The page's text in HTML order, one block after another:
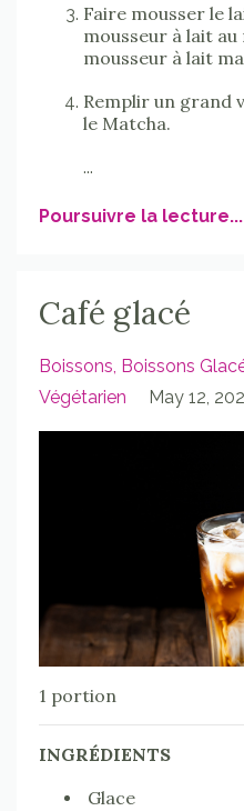
Faire mousser le
mousseur à lait
mousseur à lait
Remplir un grand
le Matcha.
...
Poursuivre la lecture...
Café glacé
Boissons Boissons
Végétarien
May 12,
1 portion
INGRÉDIENTS
Glace